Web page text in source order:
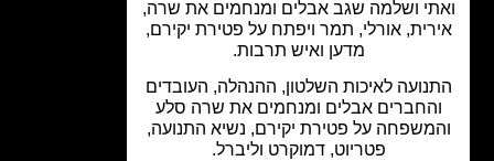
ושלמה שגב אבלים ומנחמים את שרה,
אורלי, תמר ויפתח על פטירת יקירם,
מדען ואיש תרבות.
לאיכות השלטון, ההנהלה, העובדים
אבלים ומנחמים את שרה סלע
על פטירת יקירם, נשיא התנועה,
פטריוט, דמוקרט וליברל.